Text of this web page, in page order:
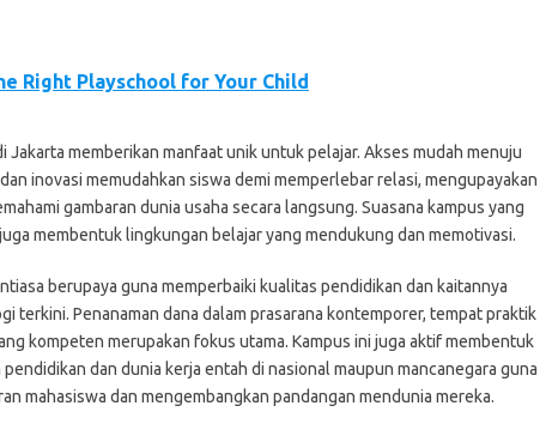
Right Playschool for Your Child
Jakarta memberikan manfaat unik untuk pelajar. Akses mudah menuju
inovasi memudahkan siswa demi memperlebar relasi, mengupayakan
gambaran dunia usaha secara langsung. Suasana kampus yang
membentuk lingkungan belajar yang mendukung dan memotivasi.
berupaya guna memperbaiki kualitas pendidikan dan kaitannya
terkini. Penanaman dana dalam prasarana kontemporer, tempat praktik
kompeten merupakan fokus utama. Kampus ini juga aktif membentuk
dan dunia kerja entah di nasional maupun mancanegara guna
mahasiswa dan mengembangkan pandangan mendunia mereka.